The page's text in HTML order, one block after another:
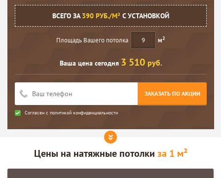
ВСЕГО ЗА390 РУБ./М² С УСТАНОВКОЙ
Площадь Вашего потолка м2
Ваша цена сегодня 3 510 руб.
ЗАКАЗАТЬ ПО АКЦИИ
Согласен с политикой конфиденциальности
Цены на натяжные потолки за 1 м²